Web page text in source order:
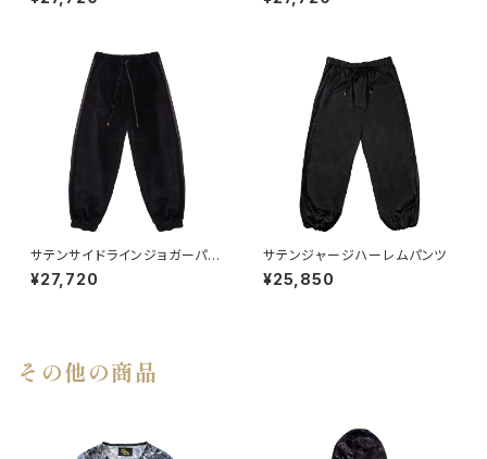
サテンサイドラインジョガーパン
ツ BLACK
¥27,720
サテンジャージハーレムパンツ
¥25,850
その他の商品